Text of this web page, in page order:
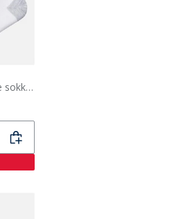
Pro Player Dame 12-pak usynlige sokker Hvid/Bright